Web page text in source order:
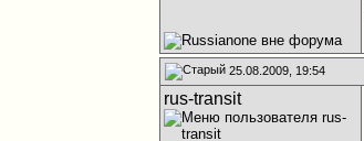
25.08.2009, 19:54
rus-transit